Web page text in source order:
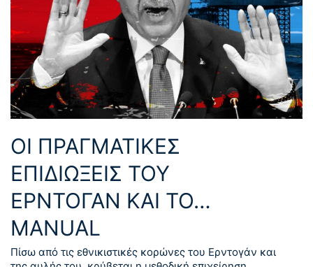
ΟΙ ΠΡΑΓΜΑΤΙΚΕΣ
ΕΠΙΔΙΩΞΕΙΣ ΤΟΥ
ΕΡΝΤΟΓΑΝ ΚΑΙ ΤΟ…
MANUAL
Πίσω από τις εθνικιστικές κορώνες του Ερντογάν και